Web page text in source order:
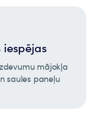
mājokļa
saules paneļu